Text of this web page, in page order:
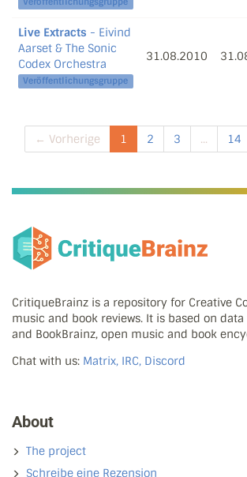
Live Extracts - Eivind
Aarset & The Sonic
Codex Orchestra
Veröffentlichungsgruppe
31.08.2010
← Vorherige 1 2 3 ... 14
CritiqueBrainz is a repository for Creative
music and book reviews. It is based on
and BookBrainz, open music and book
Chat with us: Matrix, IRC, Discord
About
The project
Schreibe eine Rezension